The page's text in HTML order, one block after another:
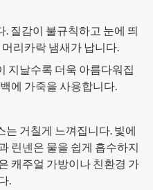
질감이 불규칙하고 눈에 띄
리카락 냄새가 납니다.
지날수록 더욱 아름다워집
에 가죽을 사용합니다.
는 거칠게 느껴집니다. 빛에
린넨은 물을 쉽게 흡수하지
캐주얼 가방이나 친환경 가
.